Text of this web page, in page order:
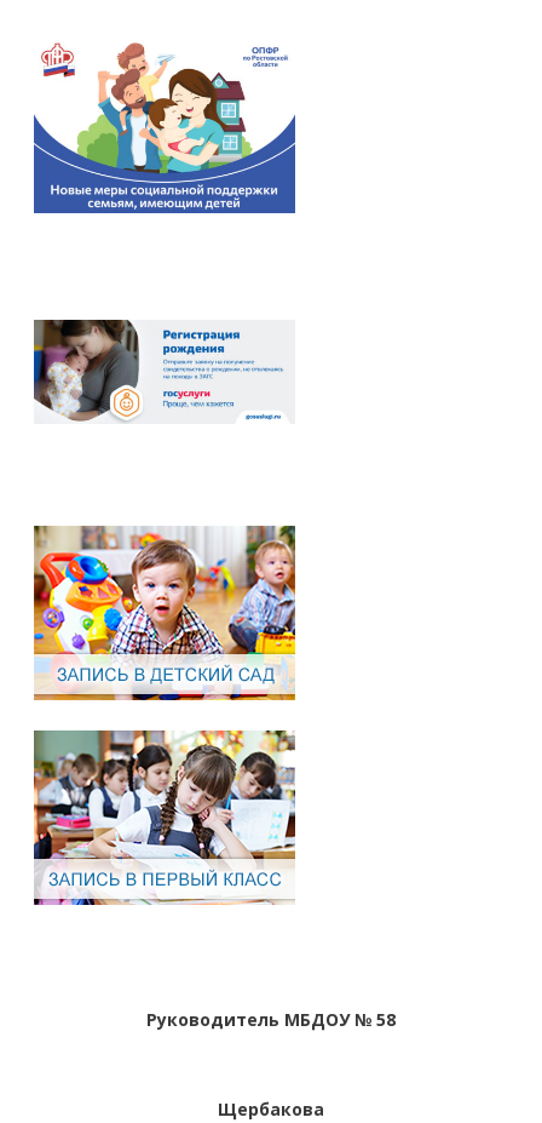
Руководитель МБДОУ № 58
Щербакова